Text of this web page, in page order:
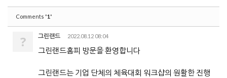
Comments '1'
? 그린랜드 2022.08.12 08:04
그린랜드홈피 방문을 환영합니다
그린랜드는 기업 단체의 체육대회 워크샵의 원활한 진행